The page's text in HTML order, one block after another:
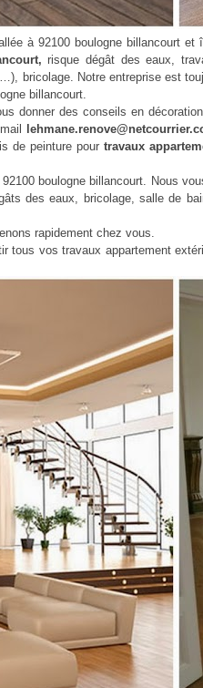
à 92100 boulogne billancourt et
risque dégât des eaux,
bricolage. Notre entreprise est
billancourt.
des conseils en
de peinture pour travaux
boulogne billancourt. Nous
des eaux, bricolage, salle de
rapidement chez vous.
vos travaux appartement